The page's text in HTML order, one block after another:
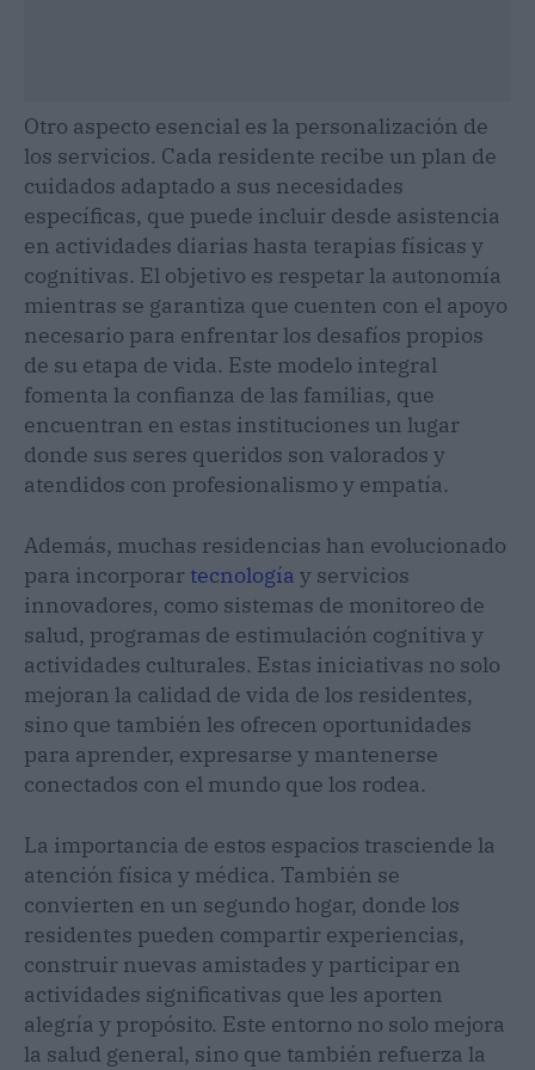
Otro aspecto esencial es la personalización de
los servicios. Cada residente recibe un plan de
cuidados adaptado a sus necesidades
específicas, que puede incluir desde asistencia
en actividades diarias hasta terapias físicas y
cognitivas. El objetivo es respetar la autonomía
mientras se garantiza que cuenten con el apoyo
necesario para enfrentar los desafíos propios
de su etapa de vida. Este modelo integral
fomenta la confianza de las familias, que
encuentran en estas instituciones un lugar
donde sus seres queridos son valorados y
atendidos con profesionalismo y empatía.
Además, muchas residencias han evolucionado
para incorporar tecnología y servicios
innovadores, como sistemas de monitoreo de
salud, programas de estimulación cognitiva y
actividades culturales. Estas iniciativas no solo
mejoran la calidad de vida de los residentes,
sino que también les ofrecen oportunidades
para aprender, expresarse y mantenerse
conectados con el mundo que los rodea.
La importancia de estos espacios trasciende la
atención física y médica. También se
convierten en un segundo hogar, donde los
residentes pueden compartir experiencias,
construir nuevas amistades y participar en
actividades significativas que les aporten
alegría y propósito. Este entorno no solo mejora
la salud general, sino que también refuerza la